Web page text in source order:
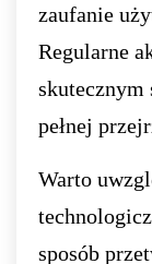
zaufanie
Regularne
skutecznym
pełnej
Warto
sposób